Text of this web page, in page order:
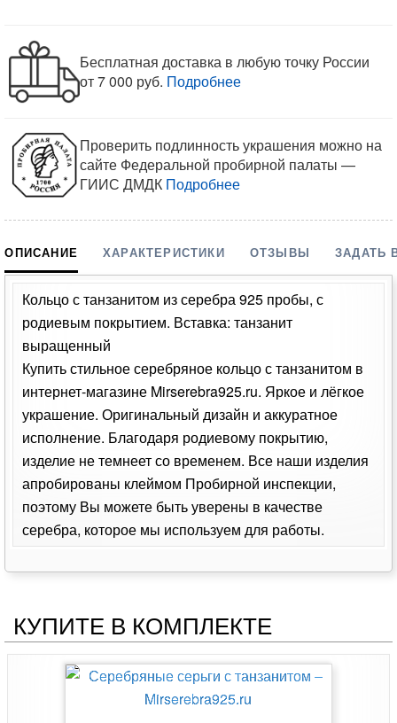
Бесплатная доставка в любую точку России
от 7 000 руб. Подробнее
Проверить подлинность украшения можно на
сайте Федеральной пробирной палаты —
ГИИС ДМДК Подробнее
ОПИСАНИЕ ХАРАКТЕРИСТИКИ ОТЗЫВЫ ЗАДАТЬ
Кольцо с танзанитом из серебра 925 пробы, с
родиевым покрытием. Вставка: танзанит
выращенный
Купить стильное серебряное кольцо с танзанитом в
интернет-магазине Mirserebra925.ru. Яркое и лёгкое
украшение. Оригинальный дизайн и аккуратное
исполнение. Благодаря родиевому покрытию,
изделие не темнеет со временем. Все наши изделия
апробированы клеймом Пробирной инспекции,
поэтому Вы можете быть уверены в качестве
серебра, которое мы используем для работы.
КУПИТЕ В КОМПЛЕКТЕ